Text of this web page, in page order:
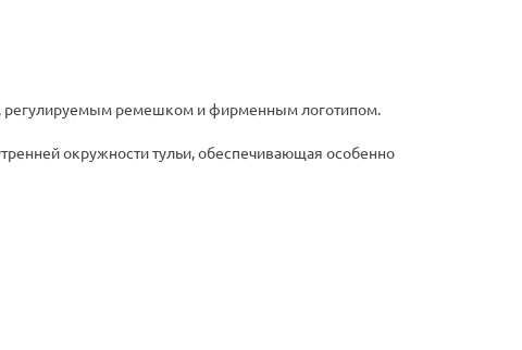
регулируемым ремешком и фирменным логотипом.
окружности тульи, обеспечивающая особенно